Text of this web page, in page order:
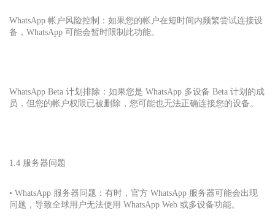
WhatsApp 帐户风险控制：如果您的帐户在短时间内频繁尝试连接设
备，WhatsApp 可能会暂时限制此功能。
WhatsApp Beta 计划排除：如果您是 WhatsApp 多设备 Beta 计划的成
员，但您的帐户权限已被删除，您可能也无法正确连接您的设备。
1.4 服务器问题
• WhatsApp 服务器问题：有时，官方 WhatsApp 服务器可能会出现
问题，导致全球用户无法使用 WhatsApp Web 或多设备功能。